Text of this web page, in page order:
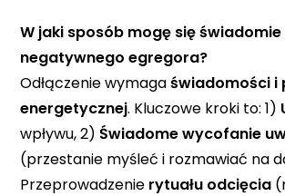
W jaki sposób mogę się
negatywnego egregora?
Odłączenie wymagaświadomości i
energetycznej. Kluczowe kroki to: 1)
wpływu, 2)Świadome wycofanie
(przestanie myśleć i rozmawiać na
Przeprowadzenie rytuału odcięcia